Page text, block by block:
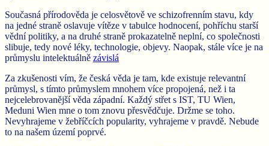
Současná přírodověda je celosvětově ve schizofrenním stavu, kdy
na jedné straně oslavuje vítěze v tabulce hodnocení, pohříchu starší
vědní politiky, a na druhé straně prokazatelně neplní, co společnosti
slibuje, tedy nové léky, technologie, objevy. Naopak, stále více je na
průmyslu intelektuálně závislá
Za zkušenosti vím, že česká věda je tam, kde existuje relevantní
průmysl, s tímto průmyslem mnohem více propojená, než i ta
nejcelebrovanější věda západní. Každý střet s IST, TU Wien,
Meduni Wien mne o tom znovu přesvědčuje. Držme se toho.
Nevyhrajeme v žebříčcích popularity, vyhrajeme v pravdě. Nebude
to na našem území poprvé.